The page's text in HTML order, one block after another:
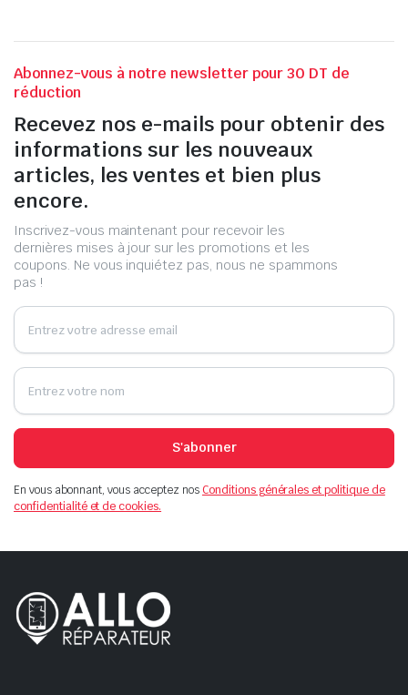
Abonnez-vous à notre newsletter pour 30 DT de
réduction
Recevez nos e-mails pour obtenir des
informations sur les nouveaux
articles, les ventes et bien plus
encore.
Inscrivez-vous maintenant pour recevoir les
dernières mises à jour sur les promotions et les
coupons. Ne vous inquiétez pas, nous ne spammons
pas !
S'abonner
En vous abonnant, vous acceptez nosConditions générales et politique de
confidentialité et de cookies.